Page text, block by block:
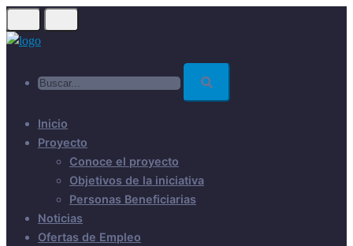
Skip
to
Inicio
Proyecto
Conoce el proyecto
Objetivos de la iniciativa
Personas Beneficiarias
Noticias
Ofertas de Empleo